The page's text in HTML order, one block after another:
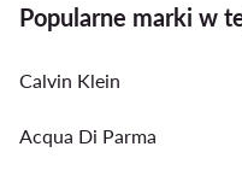
Popularne marki w
Calvin Klein
Acqua Di Parma